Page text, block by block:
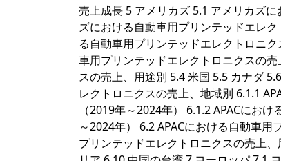
売上成長 5 アメリカズ 5.1 アメリカズ
ズにおける自動車用プリンテッドエレ
る自動車用プリンテッドエレクトロニ
車用プリンテッドエレクトロニクスの
スの売上、用途別 5.4 米国 5.5 カナダ
レクトロニクスの売上、地域別 6.1.1
（2019年～2024年） 6.1.2 APACにお
～2024年） 6.2 APACにおける自動車
プリンテッドエレクトロニクスの売上